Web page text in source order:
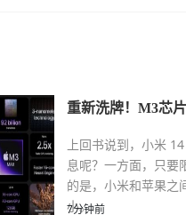
重新洗牌！M3芯
上回书说到，小米
息呢？一方面，只要
的是，小米和苹果之
小。
7分钟前